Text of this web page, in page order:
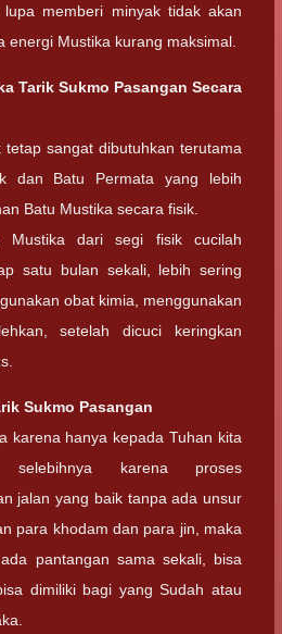
memberi minyak tidak akan
energi Mustika kurang maksimal.
Tarik Sukmo Pasangan Secara
tetap sangat dibutuhkan terutama
dan Batu Permata yang lebih
Batu Mustika secara fisik.
Mustika dari segi fisik cucilah
satu bulan sekali, lebih sering
obat kimia, menggunakan
setelah dicuci keringkan
Sukmo Pasangan
karena hanya kepada Tuhan kita
selebihnya karena proses
jalan yang baik tanpa ada unsur
para khodam dan para jin, maka
pantangan sama sekali, bisa
dimiliki bagi yang Sudah atau